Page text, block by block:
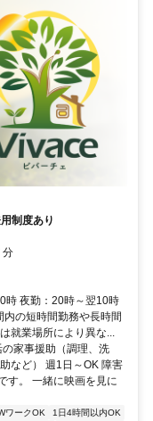
制度あり
分
時 夜勤：20時～翌10時
の短時間勤務や長時間
就業場所により異な...
家事援助（調理、洗
など） 週1日～OK 障害
す。 一緒に映画を見に
ワークOK
1日4時間以内OK